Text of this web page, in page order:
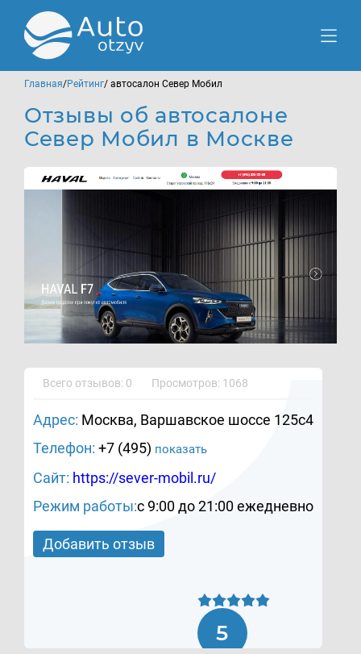
Главная/Рейтинг/ автосалон Север Мобил
Отзывы об автосалоне
Север Мобил в Москве
Всего отзывов: 0 Просмотров: 1068
Адрес: Москва, Варшавское шоссе 125с4
Телефон: +7 (495) показать
Сайт: https://sever-mobil.ru/
Режим работы:c 9:00 до 21:00 ежедневно
Добавить отзыв
5